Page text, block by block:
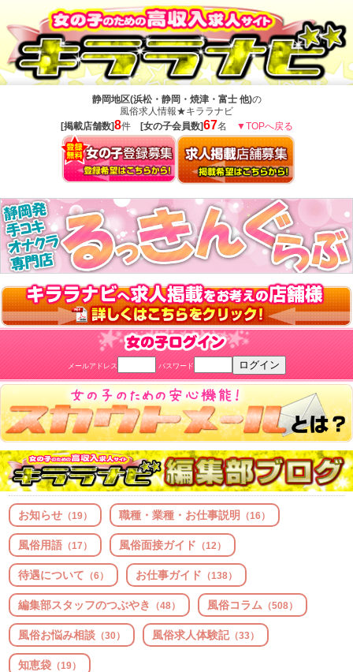
静岡地区(浜松・静岡・焼津・富士 他)の
風俗求人情報★キララナビ
[掲載店舗数]8件 [女の子会員数]67名 ▼TOPへ戻る
メールアドレス パスワード
お知らせ （19） 職種・業種・お仕事説明 （16）
風俗用語 （17） 風俗面接ガイド （12）
待遇について （6） お仕事ガイド （138）
編集部スタッフのつぶやき （48） 風俗コラム （508）
風俗お悩み相談 （30） 風俗求人体験記（33）
知恵袋 （19）